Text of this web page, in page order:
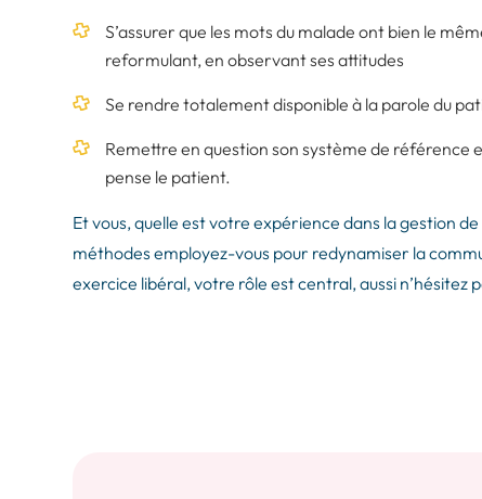
S’assurer que les mots du malade ont bien le
reformulant, en observant ses attitudes
Se rendre totalement disponible à la parole du
Remettre en question son système de référence
pense le patient.
Et vous, quelle est votre expérience dans la gestion
méthodes employez-vous pour redynamiser la
exercice libéral, votre rôle est central, aussi n’hésitez